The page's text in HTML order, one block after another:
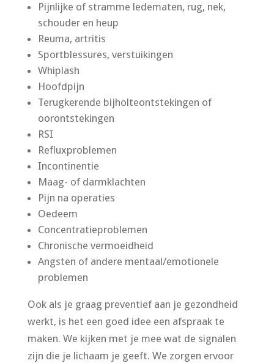
Pijnlijke of stramme ledematen, rug, nek,
schouder en heup
Reuma, artritis
Sportblessures, verstuikingen
Whiplash
Hoofdpijn
Terugkerende bijholteontstekingen of
oorontstekingen
RSI
Refluxproblemen
Incontinentie
Maag- of darmklachten
Pijn na operaties
Oedeem
Concentratieproblemen
Chronische vermoeidheid
Angsten of andere mentaal/emotionele
problemen
Ook als je graag preventief aan je gezondheid
werkt, is het een goed idee een afspraak te
maken. We kijken met je mee wat de signalen
zijn die je lichaam je geeft. We zorgen ervoor